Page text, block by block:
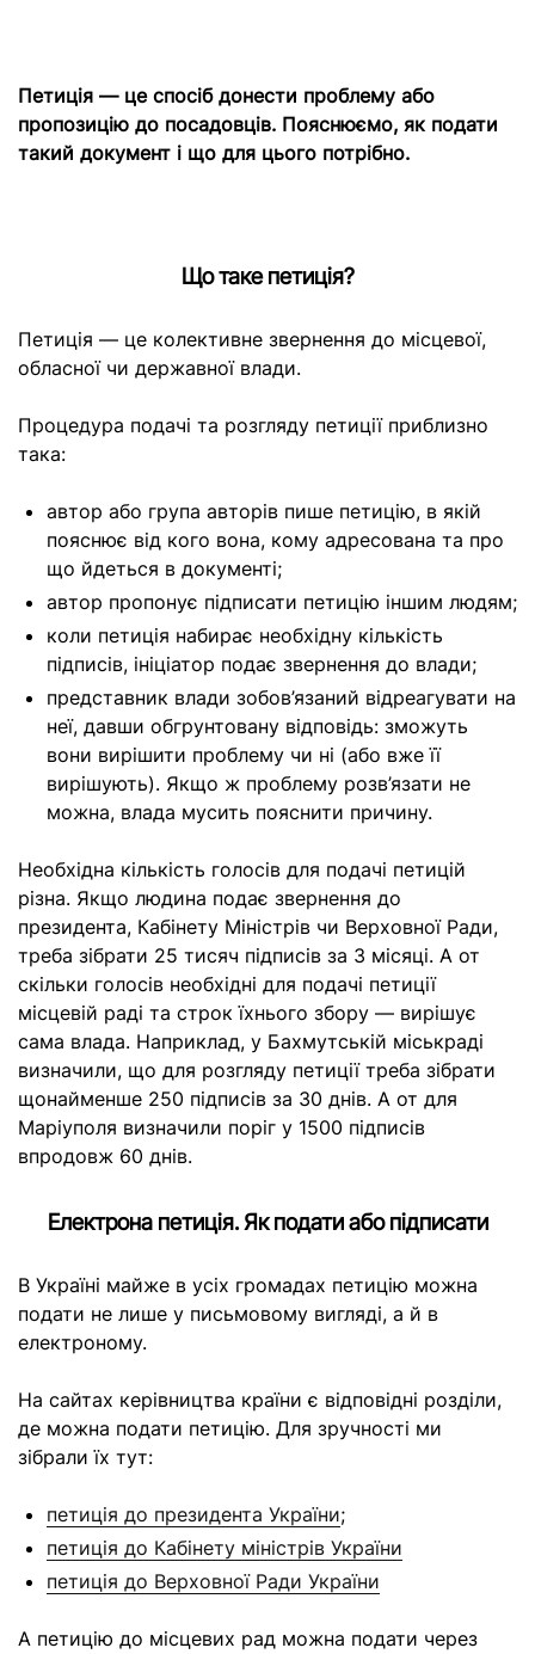
Петиція — це спосіб донести проблему або
пропозицію до посадовців. Пояснюємо, як подати
такий документ і що для цього потрібно.
Що таке петиція?
Петиція — це колективне звернення до місцевої,
обласної чи державної влади.
Процедура подачі та розгляду петиції приблизно
така:
автор або група авторів пише петицію, в якій
пояснює від кого вона, кому адресована та про
що йдеться в документі;
автор пропонує підписати петицію іншим людям;
коли петиція набирає необхідну кількість
підписів, ініціатор подає звернення до влади;
представник влади зобов’язаний відреагувати на
неї, давши обгрунтовану відповідь: зможуть
вони вирішити проблему чи ні (або вже її
вирішують). Якщо ж проблему розв’язати не
можна, влада мусить пояснити причину.
Необхідна кількість голосів для подачі петицій
різна. Якщо людина подає звернення до
президента, Кабінету Міністрів чи Верховної Ради,
треба зібрати 25 тисяч підписів за 3 місяці. А от
скільки голосів необхідні для подачі петиції
місцевій раді та строк їхнього збору — вирішує
сама влада. Наприклад, у Бахмутській міськраді
визначили, що для розгляду петиції треба зібрати
щонайменше 250 підписів за 30 днів. А от для
Маріуполя визначили поріг у 1500 підписів
впродовж 60 днів.
Електрона петиція. Як подати або підписати
В Україні майже в усіх громадах петицію можна
подати не лише у письмовому вигляді, а й в
електроному.
На сайтах керівництва країни є відповідні розділи,
де можна подати петицію. Для зручності ми
зібрали їх тут:
петиція до президента України;
петиція до Кабінету міністрів України
петиція до Верховної Ради України
А петицію до місцевих рад можна подати через